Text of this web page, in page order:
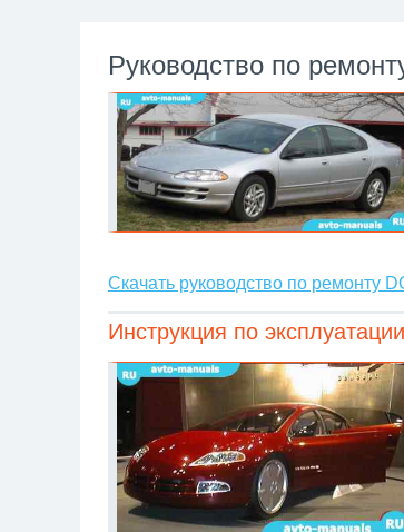
Руководство по
Скачать руководство по ремонту
Инструкция по